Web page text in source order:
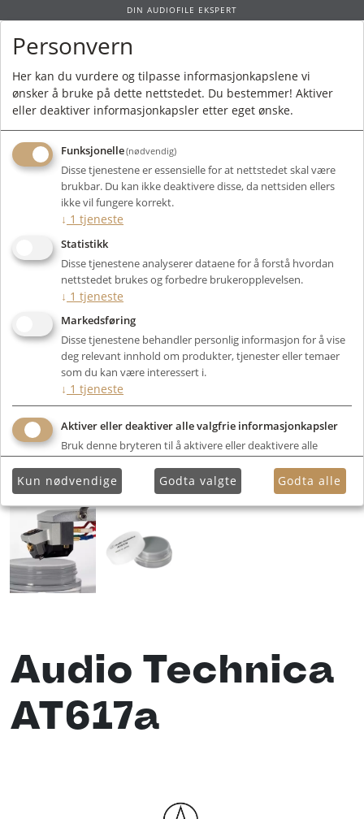
DIN AUDIOFILE EKSPERT
Forside / Produkter/ Elektronikk / Analog Kilde Tilbehør
/ Audio Technica
AT617a
Audio Technica
AT617a
Personvern
Her kan du vurdere og tilpasse informasjonkapslene vi
ønsker å bruke på dette nettstedet. Du bestemmer! Aktiver
eller deaktiver informasjonkapsler etter eget ønske.
Funksjonelle(nødvendig)
Disse tjenestene er essensielle for at nettstedet skal være
brukbar. Du kan ikke deaktivere disse, da nettsiden ellers
ikke vil fungere korrekt.
↓ 1 tjeneste
Statistikk
Disse tjenestene analyserer dataene for å forstå hvordan
nettstedet brukes og forbedre brukeropplevelsen.
↓ 1 tjeneste
Markedsføring
Disse tjenestene behandler personlig informasjon for å vise
deg relevant innhold om produkter, tjenester eller temaer
som du kan være interessert i.
↓ 1 tjeneste
Aktiver eller deaktiver alle valgfrie informasjonkapsler
Bruk denne bryteren til å aktivere eller deaktivere alle
Kun nødvendige Godta valgte Godta alle